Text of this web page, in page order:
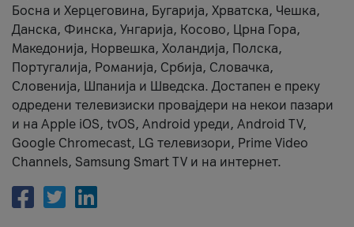
Босна и Херцеговина, Бугарија, Хрватска, Чешка,
Данска, Финска, Унгарија, Косово, Црна Гора,
Македонија, Норвешка, Холандија, Полска,
Португалија, Романија, Србија, Словачка,
Словенија, Шпанија и Шведска. Достапен е преку
одредени телевизиски провајдери на некои пазари
и на Apple iOS, tvOS, Android уреди, Android TV,
Google Chromecast, LG телевизори, Prime Video
Channels, Samsung Smart TV и на интернет.